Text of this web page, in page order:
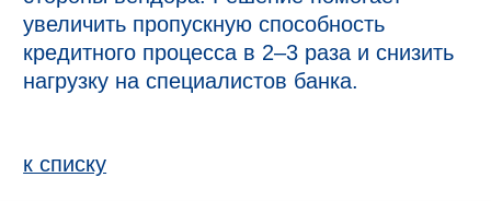
увеличить пропускную способность
кредитного процесса в 2–3 раза и снизить
нагрузку на специалистов банка.
к спиcку